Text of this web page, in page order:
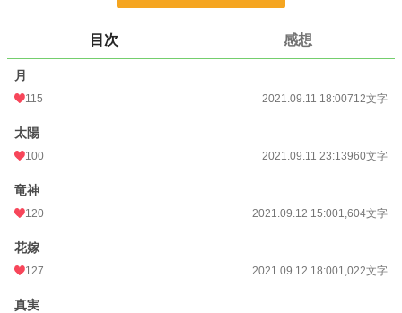
日本に酷似していますが、パラレルワールドです。
結婚は男女共に16歳以降になるとできます。携帯電話などはありません。
迷信めいた事も信じられていたりする、そんな世界です。
小説
お気に入り
文字数
目次 感想
月
115 2021.09.11 18:00712文字
太陽
100 2021.09.11 23:13960文字
竜神
120 2021.09.12 15:001,604文字
花嫁
127 2021.09.12 18:001,022文字
真実